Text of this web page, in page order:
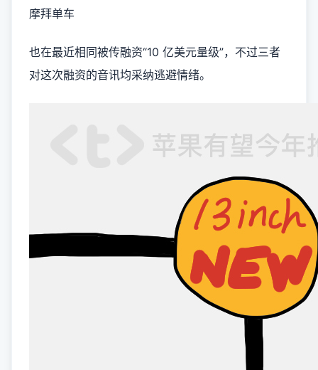
摩拜单车
也在最近相同被传融资“10 亿美元量级”，不过三者
对这次融资的音讯均采纳逃避情绪。